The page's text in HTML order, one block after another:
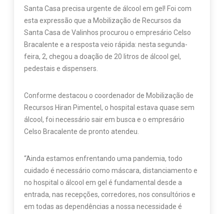
Santa Casa precisa urgente de álcool em gel! Foi com
esta expressão que a Mobilização de Recursos da
Santa Casa de Valinhos procurou o empresário Celso
Bracalente e a resposta veio rápida: nesta segunda-
feira, 2, chegou a doação de 20 litros de álcool gel,
pedestais e dispensers.
Conforme destacou o coordenador de Mobilização de
Recursos Hiran Pimentel, o hospital estava quase sem
álcool, foi necessário sair em busca e o empresário
Celso Bracalente de pronto atendeu.
“Ainda estamos enfrentando uma pandemia, todo
cuidado é necessário como máscara, distanciamento e
no hospital o álcool em gel é fundamental desde a
entrada, nas recepções, corredores, nos consultórios e
em todas as dependências a nossa necessidade é